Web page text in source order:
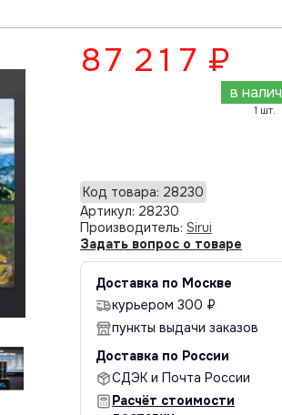
87 217 ₽
в
1 шт.
Код товара: 28230
Артикул: 28230
Производитель: Sirui
Задать вопрос о товаре
Доставка по Москве
курьером 300 ₽
пункты выдачи заказов
Доставка по России
СДЭК и Почта России
Расчёт стоимости